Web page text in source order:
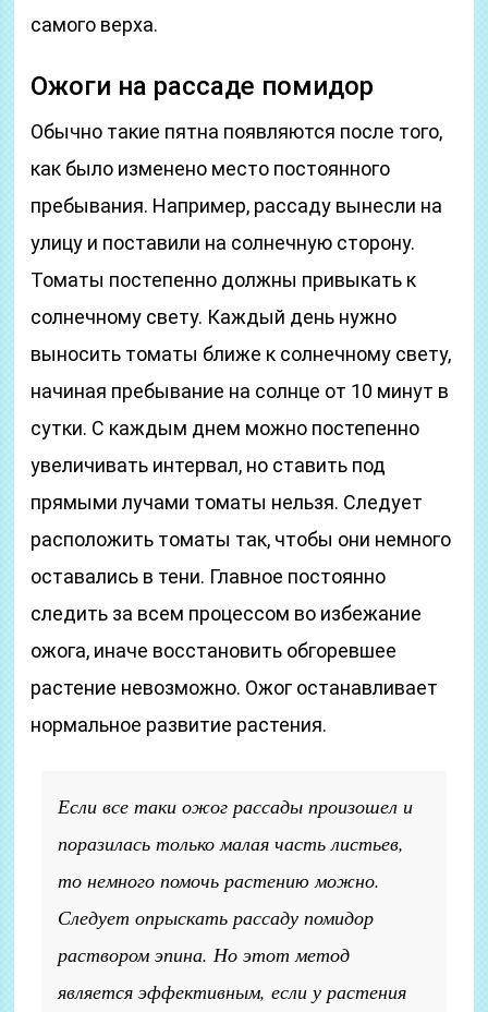
самого верха.
Ожоги на рассаде помидор
Обычно такие пятна появляются после того,
как было изменено место постоянного
пребывания. Например, рассаду вынесли на
улицу и поставили на солнечную сторону.
Томаты постепенно должны привыкать к
солнечному свету. Каждый день нужно
выносить томаты ближе к солнечному свету,
начиная пребывание на солнце от 10 минут в
сутки. С каждым днем можно постепенно
увеличивать интервал, но ставить под
прямыми лучами томаты нельзя. Следует
расположить томаты так, чтобы они немного
оставались в тени. Главное постоянно
следить за всем процессом во избежание
ожога, иначе восстановить обгоревшее
растение невозможно. Ожог останавливает
нормальное развитие растения.
Если все таки ожог рассады произошел и
поразилась только малая часть листьев,
то немного помочь растению можно.
Следует опрыскать рассаду помидор
раствором эпина. Но этот метод
является эффективным, если у растения